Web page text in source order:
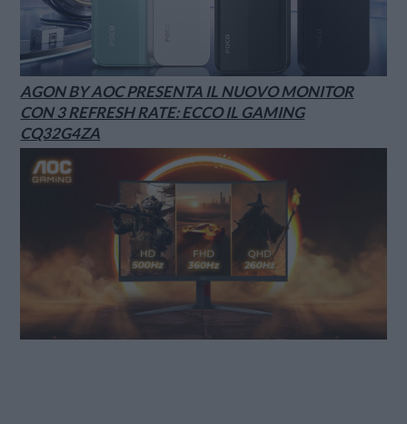
AGON BY AOC PRESENTA IL NUOVO MONITOR
CON 3 REFRESH RATE: ECCO IL GAMING
CQ32G4ZA